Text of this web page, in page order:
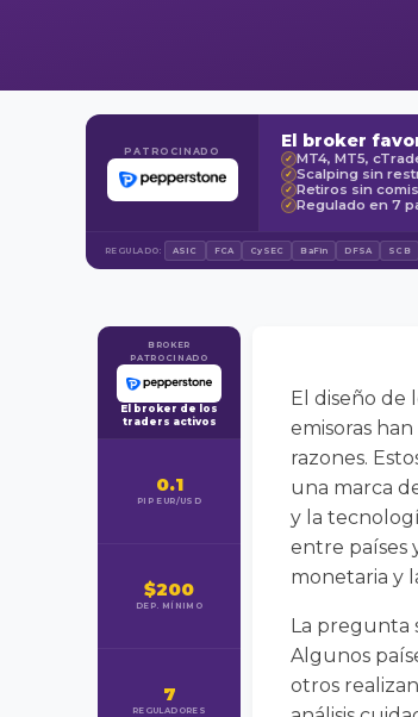
PATROCINADO El broker
✓ MT4, MT5,
✓ Scalping sin
✓ Retiros sin
✓ Regulado en 7
REGULADO: ASIC FCA CySEC BaFin DFSA SCB
BROKER
PATROCINADO
El broker de los
traders activos
0.1
PIP EUR/USD
$200
DEP. MÍNIMO
7
REGULADORES
El diseño de
emisoras
razones.
una marca
y la
entre países
monetaria y
La pregunta
Algunos
otros